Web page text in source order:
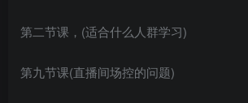
第二节课，(适合什么人群学习)
第九节课(直播间场控的问题)